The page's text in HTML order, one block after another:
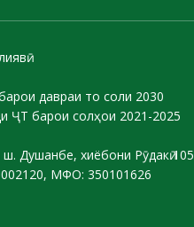
давраи то соли 2030
ҶТ барои солҳои 2021-2025
Душанбе, хиёбони Рӯдакӣ 105
МФО: 350101626